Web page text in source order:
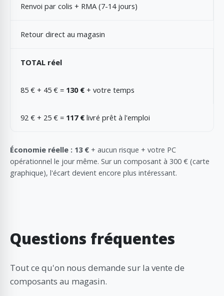
Renvoi par colis + RMA (7-14 jours)
Retour direct au magasin
TOTAL réel
85 € + 45 € = 130 € + votre temps
92 € + 25 € = 117 € livré prêt à l'emploi
Économie réelle : 13 € + aucun risque + votre PC
opérationnel le jour même. Sur un composant à 300 € (carte
graphique), l'écart devient encore plus intéressant.
Questions fréquentes
Tout ce qu'on nous demande sur la vente de
composants au magasin.